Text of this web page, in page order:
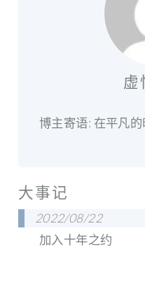
虚
博主寄语: 在平凡的
大事记
2022/08/22
加入十年之约